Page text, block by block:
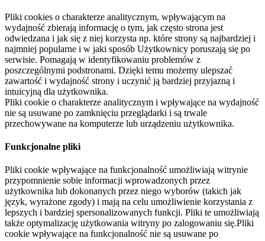
Pliki cookies o charakterze analitycznym, wpływającym na
wydajność zbierają informację o tym, jak często strona jest
odwiedzana i jak się z niej korzysta np. które strony są najbardziej i
najmniej popularne i w jaki sposób Użytkownicy poruszają się po
serwisie. Pomagają w identyfikowaniu problemów z
poszczególnymi podstronami. Dzięki temu możemy ulepszać
zawartość i wydajność strony i uczynić ją bardziej przyjazną i
intuicyjną dla użytkownika.
Pliki cookie o charakterze analitycznym i wpływające na wydajność
nie są usuwane po zamknięciu przeglądarki i są trwale
przechowywane na komputerze lub urządzeniu użytkownika.
Funkcjonalne pliki
Pliki cookie wpływające na funkcjonalność umożliwiają witrynie
przypomnienie sobie informacji wprowadzonych przez
użytkownika lub dokonanych przez niego wyborów (takich jak
język, wyrażone zgody) i mają na celu umożliwienie korzystania z
lepszych i bardziej spersonalizowanych funkcji. Pliki te umożliwiają
także optymalizację użytkowania witryny po zalogowaniu się.Pliki
cookie wpływające na funkcjonalność nie są usuwane po